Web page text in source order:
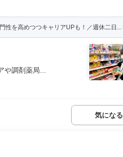
性を⾼めつつキャリアUPも！／週休二日...
調剤薬局...
気になる